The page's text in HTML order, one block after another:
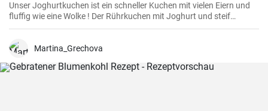
Unser Joghurtkuchen ist ein schneller Kuchen mit vielen Eiern und
fluffig wie eine Wolke ! Der Rührkuchen mit Joghurt und steif
geschlagenem Eiweiß (ohne Mehl) wird ihre Familie begeistern weil
Martina_Grechova